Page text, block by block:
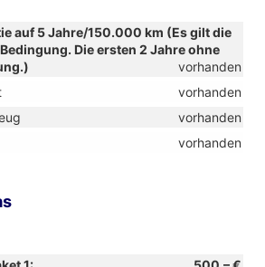
auf 5 Jahre/150.000 km (Es gilt die
Die ersten 2 Jahre ohne
vorhanden
vorhanden
vorhanden
vorhanden